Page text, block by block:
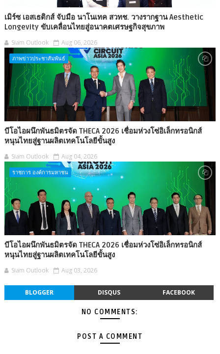
เมิร์ซ เอสเธติกส์ จับมือ นาโนเทค สวทช. วางรากฐาน Aesthetic
Longevity ขับเคลื่อนไทยสู่อนาคตเศรษฐกิจสุขภาพ
Siam Outlook Aug 06, 2026
ภาพข่าวประชาสัมพันธ์
บีโอไอผนึกพันธมิตรจัด THECA 2026 เชื่อมห่วงโซ่อิเล็กทรอนิกส์
หนุนไทยสู่ฐานผลิตเทคโนโลยีขั้นสูง
Siam Outlook Aug 04, 2026
ราชการ องค์การมหาชน
บีโอไอผนึกพันธมิตรจัด THECA 2026 เชื่อมห่วงโซ่อิเล็กทรอนิกส์
หนุนไทยสู่ฐานผลิตเทคโนโลยีขั้นสูง
Siam Outlook Aug 03, 2026
BLOGGER DISQUS FACEBOOK
NO COMMENTS:
POST A COMMENT